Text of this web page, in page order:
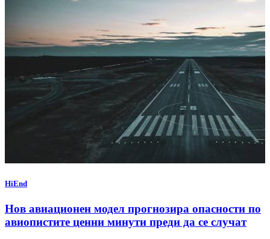
HiEnd
Нов авиационен модел прогнозира опасности по
авиопистите ценни минути преди да се случат